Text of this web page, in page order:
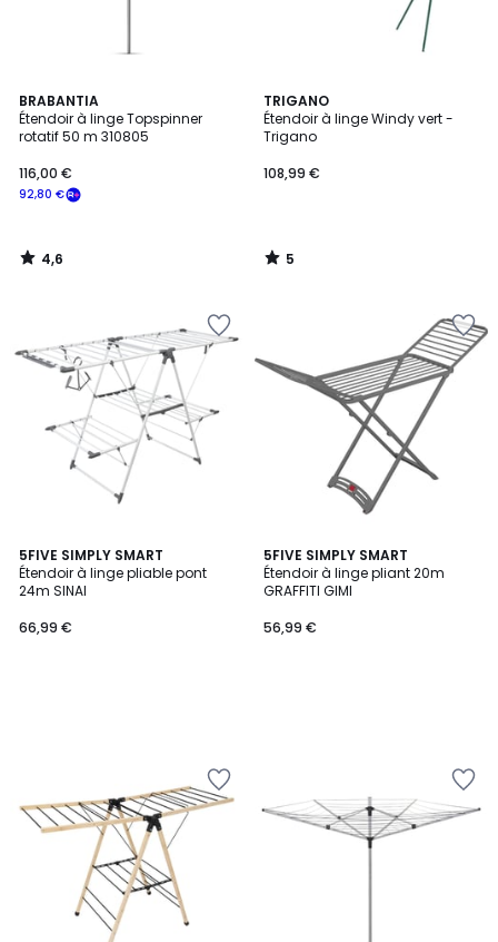
BRABANTIA
Étendoir à linge Topspinner
rotatif 50 m 310805
92,80 €
116,00 €
4,6
/ 5
4,6
/
TRIGANO
Étendoir à linge Windy vert -
Trigano
108,99 €
5
/
5
5
/
5FIVE SIMPLY SMART
Étendoir à linge pliable pont
24m SINAI
66,99 €
5FIVE SIMPLY SMART
Étendoir à linge pliant 20m
GRAFFITI GIMI
56,99 €